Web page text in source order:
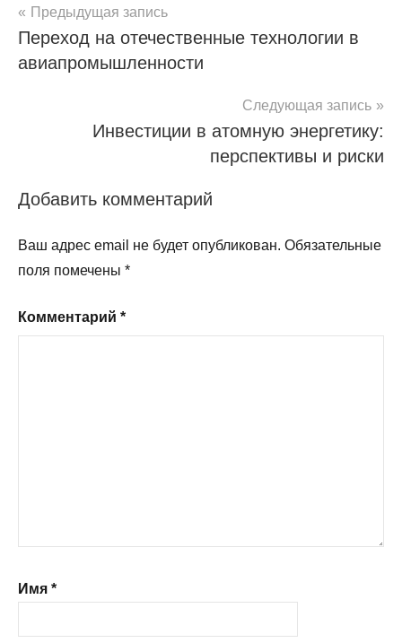
Навигация
по
записям
Предыдущая запись
Переход на отечественные технологии в
авиапромышленности
Следующая запись
Инвестиции в атомную энергетику:
перспективы и риски
Добавить комментарий
Ваш адрес email не будет опубликован. Обязательные
поля помечены *
Комментарий *
Имя *